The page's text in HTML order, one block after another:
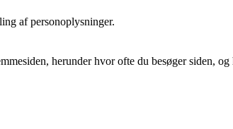
af personoplysninger.
herunder hvor ofte du besøger siden,